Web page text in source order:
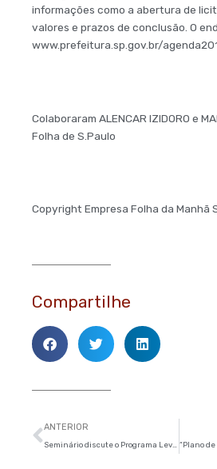
informações como a abertura de
valores e prazos de conclusão. O
www.prefeitura.sp.gov.br/
Colaboraram ALENCAR IZIDORO e
Folha de S.Paulo
Copyright Empresa Folha da Manhã
Compartilhe
Anterior
ANTERIOR
Seminário discute o Programa Leve Leite e o orçamento de Educação da cidade de São Paulo